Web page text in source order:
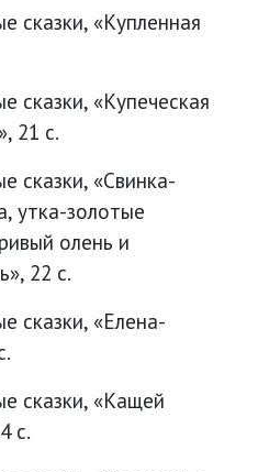
сказки, «Купленная
сказки, «Купеческая
21 с.
сказки, «Свинка-
утка-золотые
олень и
22 с.
сказки, «Елена-
сказки, «Кащей
с.